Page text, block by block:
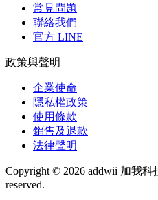
常見問題
聯絡我們
官方 LINE
政策與聲明
企業使命
隱私權政策
使用條款
銷售及退款
法律聲明
Copyright © 2026 addwii 加我
reserved.